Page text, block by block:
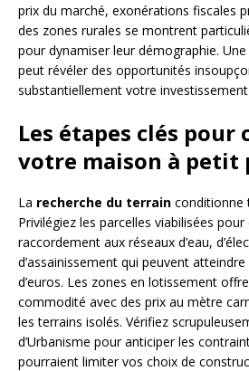
prix du marché, exonérations fiscales
des zones rurales se montrent
pour dynamiser leur démographie.
peut révéler des opportunités
substantiellement votre
Les étapes clés
votre maison à petit
La recherche du terrain conditionne
Privilégiez les parcelles viabilisées
raccordement aux réseaux d’eau,
d’assainissement qui peuvent
d’euros. Les zones en lotissement
commodité avec des prix au mètre
les terrains isolés. Vérifiez
d’Urbanisme pour anticiper les
pourraient limiter vos choix de